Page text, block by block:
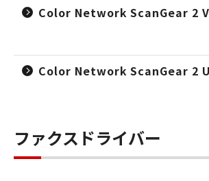
Color Network ScanGear 2
Color Network ScanGear 2
ファクスドライバー